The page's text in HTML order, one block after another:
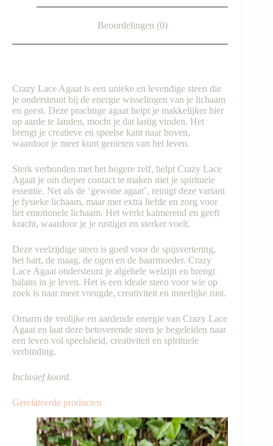
Beoordelingen (0)
Crazy Lace Agaat is een unieke en levendige steen die
je ondersteunt bij de energie wisselingen van je lichaam
en geest. Deze prachtige agaat helpt je makkelijker hier
op aarde te landen, mocht je dat lastig vinden. Het
brengt je creatieve en speelse kant naar boven,
waardoor je meer kunt genieten van het leven.
Sterk verbonden met het hogere zelf, helpt Crazy Lace
Agaat je om dieper contact te maken met je spirituele
essentie. Net als de ‘gewone agaat’, reinigt deze variant
je fysieke lichaam, maar met extra liefde en zorg voor
het emotionele lichaam. Het werkt kalmerend en geeft
kracht, waardoor je je rustiger en sterker voelt.
Deze veelzijdige steen is goed voor de spijsvertering,
het hart, de maag, de ogen en de baarmoeder. Crazy
Lace Agaat ondersteunt je algehele welzijn en brengt
balans in je leven. Het is een ideale steen voor wie op
zoek is naar meer vreugde, creativiteit en innerlijke rust.
Omarm de vrolijke en aardende energie van Crazy Lace
Agaat en laat deze betoverende steen je begeleiden naar
een leven vol speelsheid, creativiteit en spirituele
verbinding.
Inclusief koord.
Gerelateerde producten